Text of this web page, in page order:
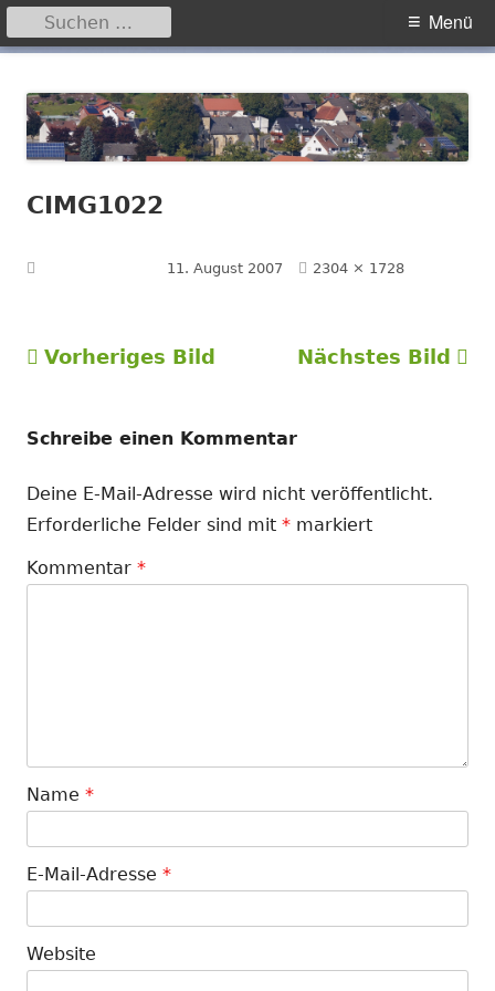
zum
Inhalt
Primäres
Menü
Suchen
nach:
CIMG1022
11. August 2007 Volle
2304 × 1728
Vorheriges Bild Nächstes Bild
Schreibe einen Kommentar
Deine E-Mail-Adresse wird nicht veröffentlicht.
Erforderliche Felder sind mit * markiert
Kommentar *
Name *
E-Mail-Adresse *
Website